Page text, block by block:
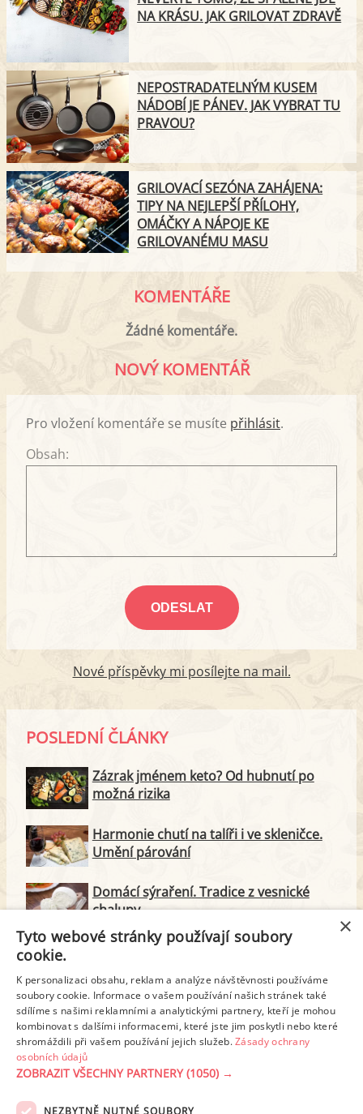
NA KRÁSU. JAK GRILOVAT ZDRAVĚ
NEPOSTRADATELNÝM KUSEM
NÁDOBÍ JE PÁNEV. JAK VYBRAT TU
PRAVOU?
GRILOVACÍ SEZÓNA ZAHÁJENA:
TIPY NA NEJLEPŠÍ PŘÍLOHY,
OMÁČKY A NÁPOJE KE
GRILOVANÉMU MASU
KOMENTÁŘE
Žádné komentáře.
NOVÝ KOMENTÁŘ
Pro vložení komentáře se musíte přihlásit.
Obsah:
Nové příspěvky mi posílejte na mail.
POSLEDNÍ ČLÁNKY
Zázrak jménem keto? Od hubnutí po
možná rizika
Harmonie chutí na talíři i ve skleničce.
Umění párování
Domácí sýraření. Tradice z vesnické
chalupy
Majonéza jako královna teplé kuchyně
Proteinové svačinky za zlomek ceny.
Vyrobte si je doma
×
Tyto webové stránky používají soubory
cookie.
K personalizaci obsahu, reklam a analýze návštěvnosti používáme
soubory cookie. Informace o vašem používání našich stránek také
sdílíme s našimi reklamními a analytickými partnery, kteří je mohou
kombinovat s dalšími informacemi, které jste jim poskytli nebo které
shromáždili při vašem používání jejich služeb.Zásady ochrany
osobních údajů
ZOBRAZIT VŠECHNY PARTNERY(1050) →
NEZBYTNĚ NUTNÉ SOUBORY